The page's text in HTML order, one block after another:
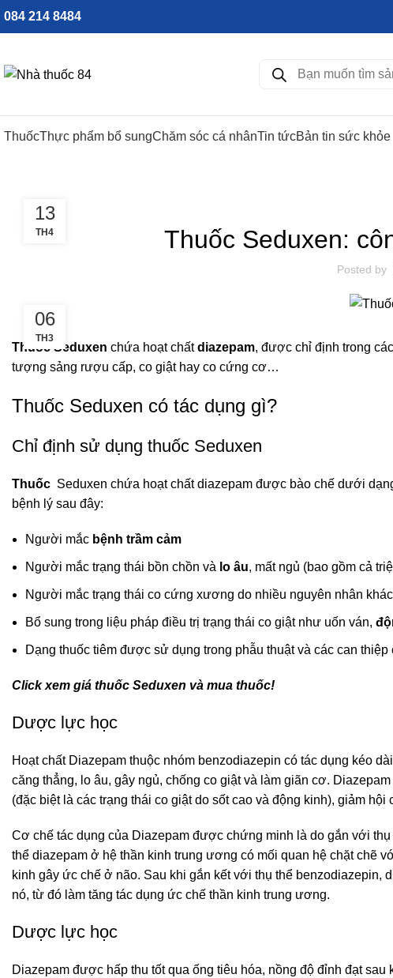
084 214 8484
ThuốcThực phẩm bổ sungChăm sóc cá nhânTin tứcBản tin sức khỏe
Thuốc Seduxen:
Posted by
06
TH3
Thuốc Seduxen chứa hoạt chấtdiazepam, được chỉ định trong
tượng sảng rượu cấp, co giật hay co cứng cơ…
Thuốc Seduxen có tác dụng gì?
Chỉ định sử dụng thuốc Seduxen
Thuốc Seduxen chứa hoạt chất diazepam được bào chế dưới
bệnh lý sau đây:
Người mắc bệnh trầm cảm
Người mắc trạng thái bồn chồn và lo âu, mất ngủ (bao gồm cả
Người mắc trạng thái co cứng xương do nhiều nguyên nhân
Bổ sung trong liệu pháp điều trị trạng thái co giật như uốn ván,
Dạng thuốc tiêm được sử dụng trong phẫu thuật và các can
Click xem giá thuốc Seduxen và mua thuốc!
Dược lực học
Hoạt chất Diazepam thuộc nhóm benzodiazepin có tác dụng kéo
căng thẳng, lo âu, gây ngủ, chống co giật và làm giãn cơ.
(đặc biệt là các trạng thái co giật do sốt cao và động kinh), giảm hội
Cơ chế tác dụng của Diazepam được chứng minh là do gắn với
thể diazepam ở hệ thần kinh trung ương có mối quan hệ chặt chẽ
kinh gây ức chế ở não. Sau khi gắn kết với thụ thể benzodiazepin,
nó, từ đó làm tăng tác dụng ức chế thần kinh trung ương.
Dược lực học
Diazepam được hấp thu tốt qua ống tiêu hóa, nồng độ đỉnh đạt
13
TH4